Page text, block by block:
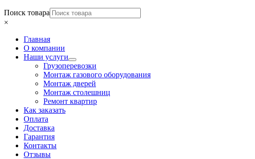
Поиск товара
×
Главная
О компании
Наши услуги
Грузоперевозки
Монтаж газового оборудования
Монтаж дверей
Монтаж столешниц
Ремонт квартир
Как заказать
Оплата
Доставка
Гарантия
Контакты
Отзывы